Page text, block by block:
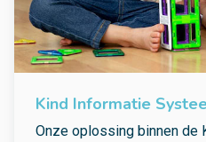
Kind Informatie
Onze oplossing binnen de